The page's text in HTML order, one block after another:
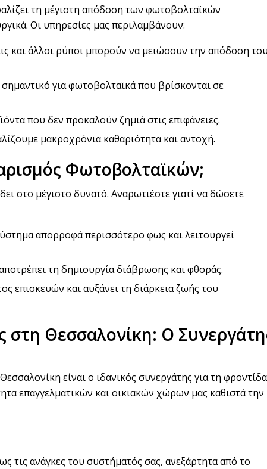
τη μέγιστη απόδοση των φωτοβολταϊκών
Οι υπηρεσίες μας περιλαμβάνουν:
και άλλοι ρύποι μπορούν να μειώσουν την απόδοση
σημαντικό για φωτοβολταϊκά που βρίσκονται σε
που δεν προκαλούν ζημιά στις επιφάνειες.
μακροχρόνια καθαριότητα και αντοχή.
Φωτοβολταϊκών;
στο μέγιστο δυνατό. Αναρωτιέστε γιατί να δώσετε
απορροφά περισσότερο φως και λειτουργεί
τη δημιουργία διάβρωσης και φθοράς.
επισκευών και αυξάνει τη διάρκεια ζωής του
στη Θεσσαλονίκη: Ο
είναι ο ιδανικός συνεργάτης για τη φροντίδα
επαγγελματικών και οικιακών χώρων μας καθιστά την
τις ανάγκες του συστήματός σας, ανεξάρτητα από το